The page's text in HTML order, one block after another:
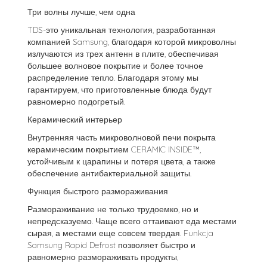
Три волны лучше, чем одна
TDS-это уникальная технология, разработанная
компанией Samsung, благодаря которой микроволны
излучаются из трех антенн в плите, обеспечивая
большее волновое покрытие и более точное
распределение тепло. Благодаря этому мы
гарантируем, что приготовленные блюда будут
равномерно подогретый.
Керамический интерьер
Внутренняя часть микроволновой печи покрыта
керамическим покрытием CERAMIC INSIDE™,
устойчивым к царапины и потеря цвета, а также
обеспечение антибактериальной защиты.
Функция быстрого размораживания
Размораживание не только трудоемко, но и
непредсказуемо. Чаще всего оттаивают еда местами
сырая, а местами еще совсем твердая. Funkcja
Samsung Rapid Defrost позволяет быстро и
равномерно размораживать продукты,